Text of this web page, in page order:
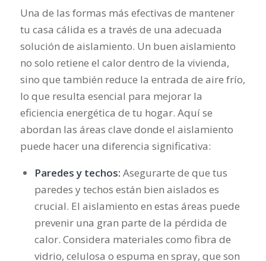
Una de las formas más efectivas de mantener
tu casa cálida es a través de una adecuada
solución de aislamiento. Un buen aislamiento
no solo retiene el calor dentro de la vivienda,
sino que también reduce la entrada de aire frío,
lo que resulta esencial para mejorar la
eficiencia energética de tu hogar. Aquí se
abordan las áreas clave donde el aislamiento
puede hacer una diferencia significativa:
Paredes y techos: Asegurarte de que tus
paredes y techos están bien aislados es
crucial. El aislamiento en estas áreas puede
prevenir una gran parte de la pérdida de
calor. Considera materiales como fibra de
vidrio, celulosa o espuma en spray, que son